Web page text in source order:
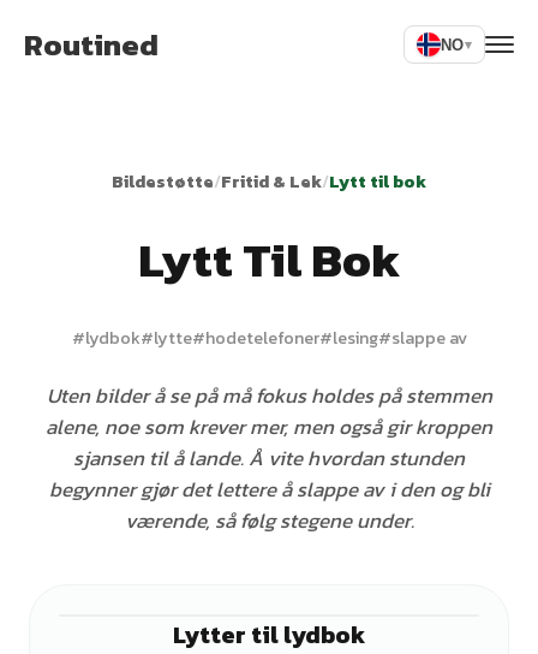
Routined NO▾
Bildestøtte/Fritid & Lek/Lytt til bok
Lytt Til Bok
#lydbok#lytte#hodetelefoner#lesing#slappe av
Uten bilder å se på må fokus holdes på stemmen
alene, noe som krever mer, men også gir kroppen
sjansen til å lande. Å vite hvordan stunden
begynner gjør det lettere å slappe av i den og bli
værende, så følg stegene under.
Lytter til lydbok